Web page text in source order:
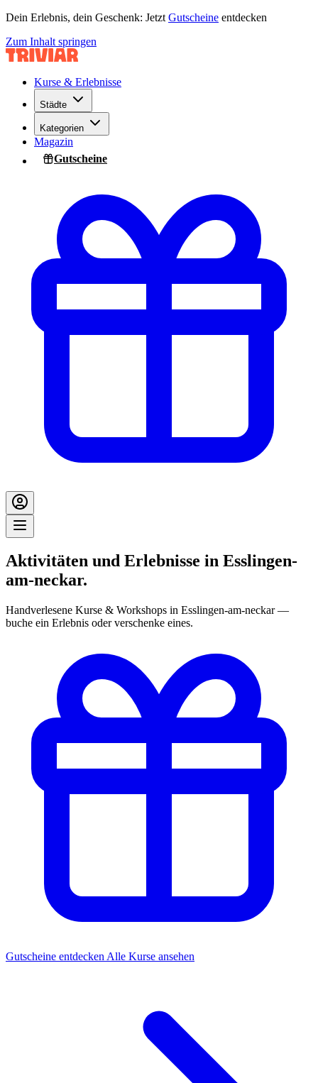
Dein Erlebnis, dein Geschenk: Jetzt Gutscheine entdecken
Zum Inhalt springen
Kurse & Erlebnisse
Städte
Kategorien
Magazin
Gutscheine
Aktivitäten und Erlebnisse in Esslingen-
am-neckar.
Handverlesene Kurse & Workshops in Esslingen-am-neckar —
buche ein Erlebnis oder verschenke eines.
Gutscheine entdecken Alle Kurse ansehen